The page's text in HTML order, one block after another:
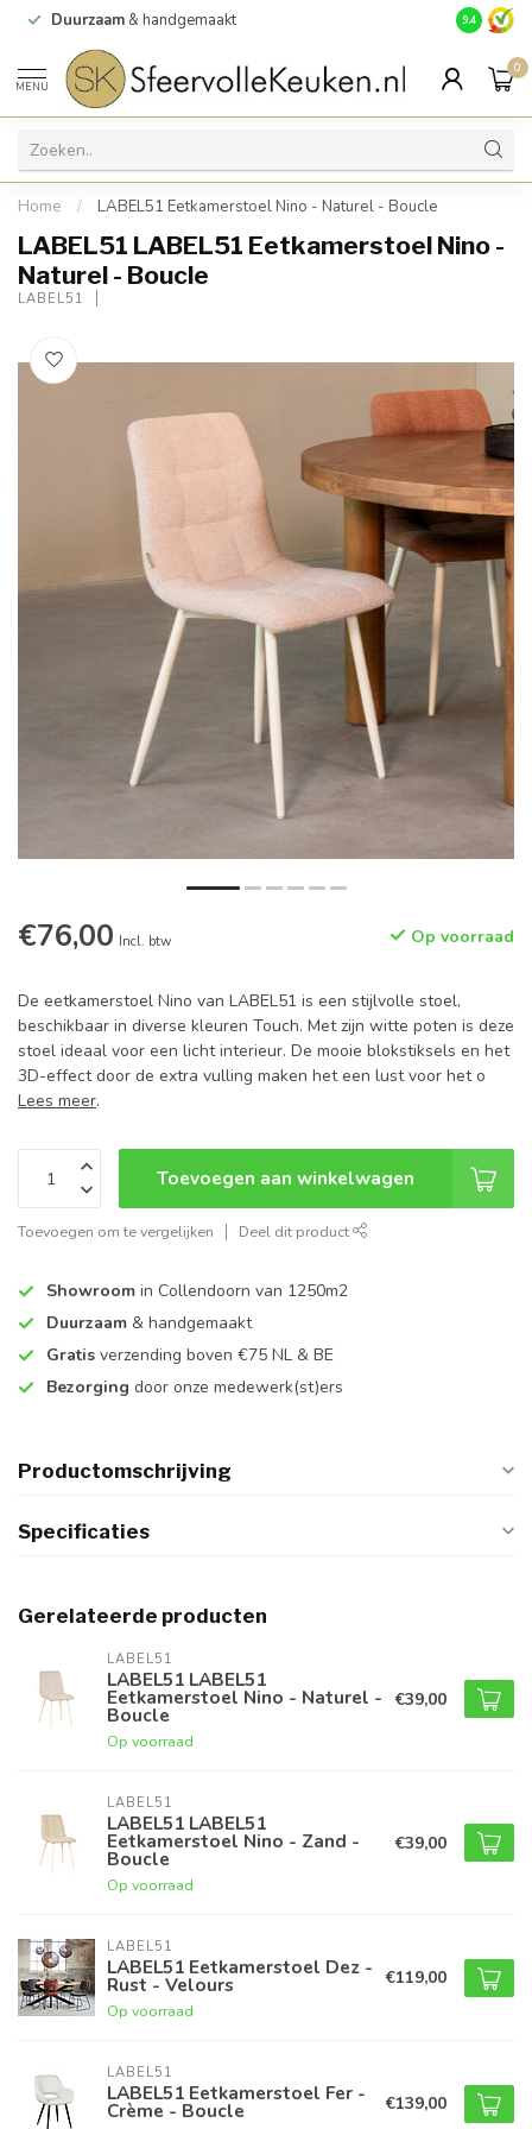
Duurzaam & handgemaakt Gratis
9.4
MENU
0
Home / LABEL51 Eetkamerstoel Nino - Naturel - Boucle
LABEL51 LABEL51 Eetkamerstoel Nino -
Naturel - Boucle
LABEL51
€76,00 Incl. btw Op voorraad
De eetkamerstoel Nino van LABEL51 is een stijlvolle stoel,
beschikbaar in diverse kleuren Touch. Met zijn witte poten is deze
stoel ideaal voor een licht interieur. De mooie blokstiksels en het
3D-effect door de extra vulling maken het een lust voor het o
Lees meer.
Toevoegen aan winkelwagen
Toevoegen om te vergelijken Deel dit product
Showroom in Collendoorn van 1250m2
Duurzaam & handgemaakt
Gratis verzending boven €75 NL & BE
Bezorging door onze medewerk(st)ers
Productomschrijving
Specificaties
Gerelateerde producten
LABEL51
LABEL51 LABEL51
Eetkamerstoel Nino - Naturel -
Boucle
Op voorraad
€39,00
LABEL51
LABEL51 LABEL51
Eetkamerstoel Nino - Zand -
Boucle
Op voorraad
€39,00
LABEL51
LABEL51 Eetkamerstoel Dez -
Rust - Velours
Op voorraad
€119,00
LABEL51
LABEL51 Eetkamerstoel Fer -
Crème - Boucle €139,00